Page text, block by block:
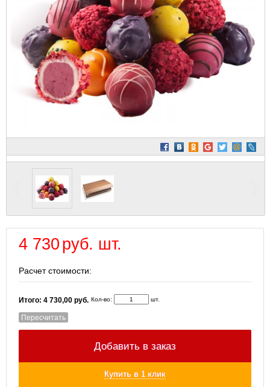
4 730руб. шт.
Расчет стоимости:
Итого: 4 730,00 руб. Кол-во: шт.
Пересчитать
Добавить в заказ
Купить в 1 клик